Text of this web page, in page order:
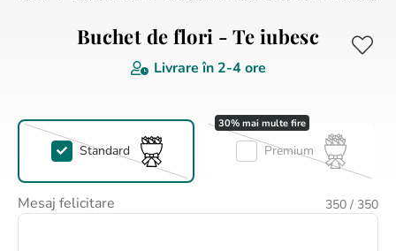
Buchet de flori - Te iubesc
Livrare în 2-4 ore
Standard Premium
Mesaj felicitare 350 / 350
4.
floarea soarelui
buchet lalele
6.
hortensie
7.
buchet trandafiri